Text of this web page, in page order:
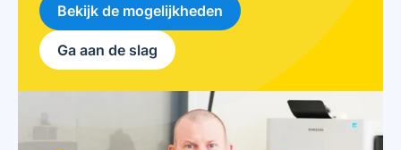
Bekijk de mogelijkheden
Ga aan de slag